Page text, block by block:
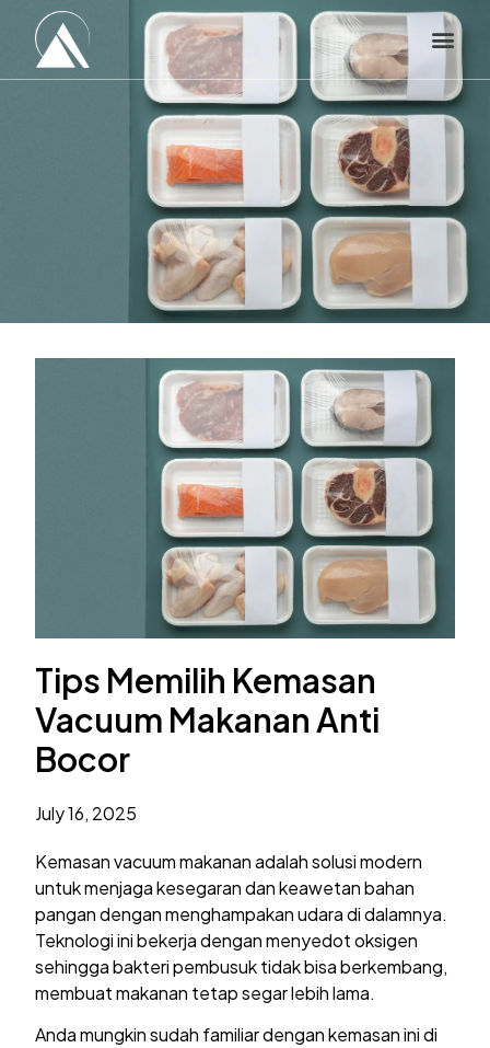
Tips Memilih Kemasan
Vacuum Makanan Anti
Bocor
July 16, 2025
Kemasan vacuum makanan adalah solusi modern
untuk menjaga kesegaran dan keawetan bahan
pangan dengan menghampakan udara di dalamnya.
Teknologi ini bekerja dengan menyedot oksigen
sehingga bakteri pembusuk tidak bisa berkembang,
membuat makanan tetap segar lebih lama.
Anda mungkin sudah familiar dengan kemasan ini di